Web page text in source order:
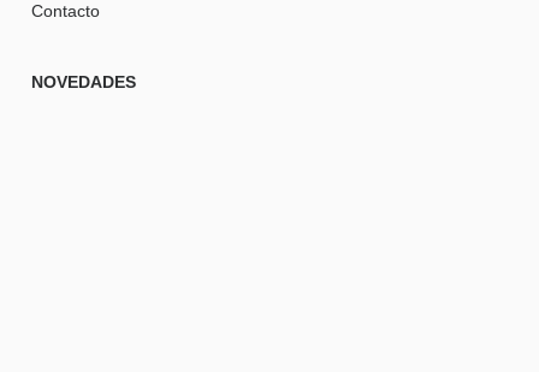
Contacto
NOVEDADES